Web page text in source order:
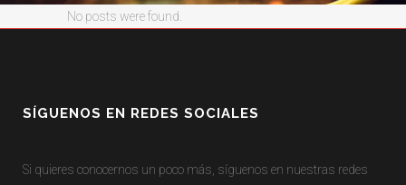
No posts were found.
SÍGUENOS EN REDES SOCIALES
Si quieres conocernos un poco más, síguenos en nuestras redes